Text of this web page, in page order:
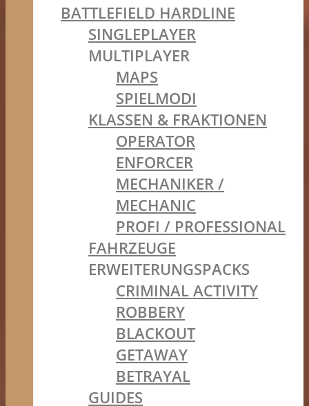
BATTLEFIELD HARDLINE
SINGLEPLAYER
MULTIPLAYER
MAPS
SPIELMODI
KLASSEN & FRAKTIONEN
OPERATOR
ENFORCER
MECHANIKER /
MECHANIC
PROFI / PROFESSIONAL
FAHRZEUGE
ERWEITERUNGSPACKS
CRIMINAL ACTIVITY
ROBBERY
BLACKOUT
GETAWAY
BETRAYAL
GUIDES